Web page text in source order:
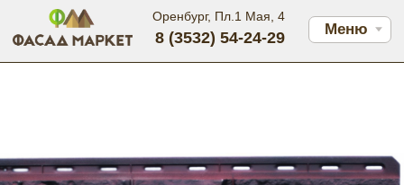
Меню
Оренбург, Пл.1 Мая, 4
8 (3532) 54-24-29